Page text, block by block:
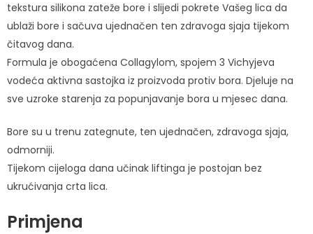
tekstura silikona zateže bore i slijedi pokrete Vašeg lica da
ublaži bore i sačuva ujednačen ten zdravoga sjaja tijekom
čitavog dana.
Formula je obogaćena Collagylom, spojem 3 Vichyjeva
vodeća aktivna sastojka iz proizvoda protiv bora. Djeluje na
sve uzroke starenja za popunjavanje bora u mjesec dana.
Bore su u trenu zategnute, ten ujednačen, zdravoga sjaja,
odmorniji.
Tijekom cijeloga dana učinak liftinga je postojan bez
ukrućivanja crta lica.
Primjena